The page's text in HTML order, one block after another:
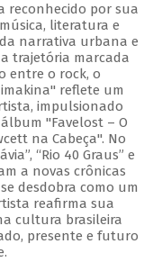
reconhecido por sua
literatura e
narrativa urbana e
trajetória marcada
entre o rock, o
reflete um
impulsionado
"Favelost – O
na Cabeça". No
“Rio 40 Graus” e
a novas crônicas
desdobra como um
reafirma sua
cultura brasileira
presente e futuro